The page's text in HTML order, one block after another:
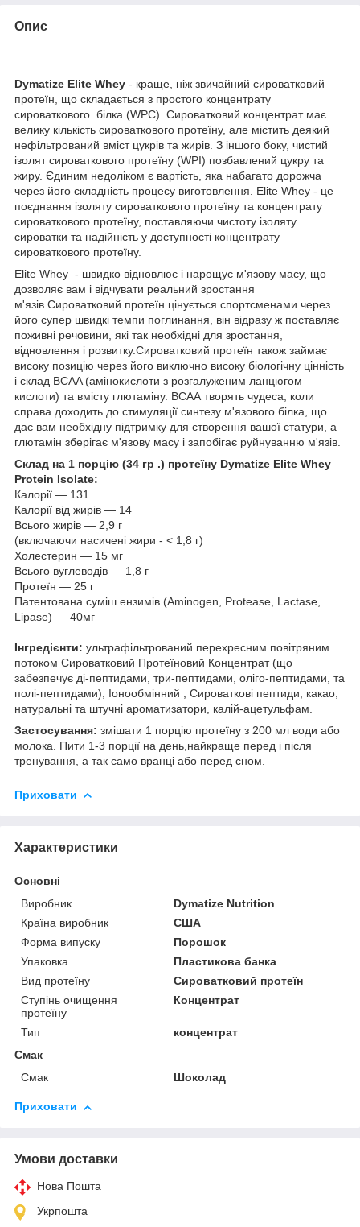
Опис
Dymatize Elite Whey - краще, ніж звичайний сироватковий
протеїн, що складається з простого концентрату
сироваткового. білка (WPC). Сироватковий концентрат має
велику кількість сироваткового протеїну, але містить деякий
нефільтрований вміст цукрів та жирів. З іншого боку, чистий
ізолят сироваткового протеїну (WPI) позбавлений цукру та
жиру. Єдиним недоліком є вартість, яка набагато дорожча
через його складність процесу виготовлення. Elite Whey - це
поєднання ізоляту сироваткового протеїну та концентрату
сироваткового протеїну, поставляючи чистоту ізоляту
сироватки та надійність у доступності концентрату
сироваткового протеїну.
Elite Whey - швидко відновлює і нарощує м'язову масу, що
дозволяє вам і відчувати реальний зростання
м'язів.Сироватковий протеїн цінується спортсменами через
його супер швидкі темпи поглинання, він відразу ж поставляє
поживні речовини, які так необхідні для зростання,
відновлення і розвитку.Сироватковий протеїн також займає
високу позицію через його виключно високу біологічну цінність
і склад BCAA (амінокислоти з розгалуженим ланцюгом
кислоти) та вмісту глютаміну. ВСАА творять чудеса, коли
справа доходить до стимуляції синтезу м'язового білка, що
дає вам необхідну підтримку для створення вашої статури, а
глютамін зберігає м'язову масу і запобігає руйнуванню м'язів.
Склад на 1 порцію (34 гр .) протеїну Dymatize Elite Whey
Protein Isolate:
Калорії — 131
Калорії від жирів — 14
Всього жирів — 2,9 г
(включаючи насичені жири - < 1,8 г)
Холестерин — 15 мг
Всього вуглеводів — 1,8 г
Протеїн — 25 г
Патентована суміш ензимів (Aminogen, Protease, Lactase,
Lipase) — 40мг
Інгредієнти: ультрафільтрований перехресним повітряним
потоком Сироватковий Протеїновий Концентрат (що
забезпечує ді-пептидами, три-пептидами, оліго-пептидами, та
полі-пептидами), Іонообмінний , Сироваткові пептиди, какао,
натуральні та штучні ароматизатори, калій-ацетульфам.
Застосування: змішати 1 порцію протеїну з 200 мл води або
молока. Пити 1-3 порції на день,найкраще перед і після
тренування, а так само вранці або перед сном.
Приховати
Характеристики
Основні
Виробник
Dymatize Nutrition
Країна виробник
США
Форма випуску
Порошок
Упаковка
Пластикова банка
Вид протеїну
Сироватковий протеїн
Ступінь очищення
протеїну
Концентрат
Тип
концентрат
Смак
Смак
Шоколад
Приховати
Умови доставки
Нова Пошта
Укрпошта